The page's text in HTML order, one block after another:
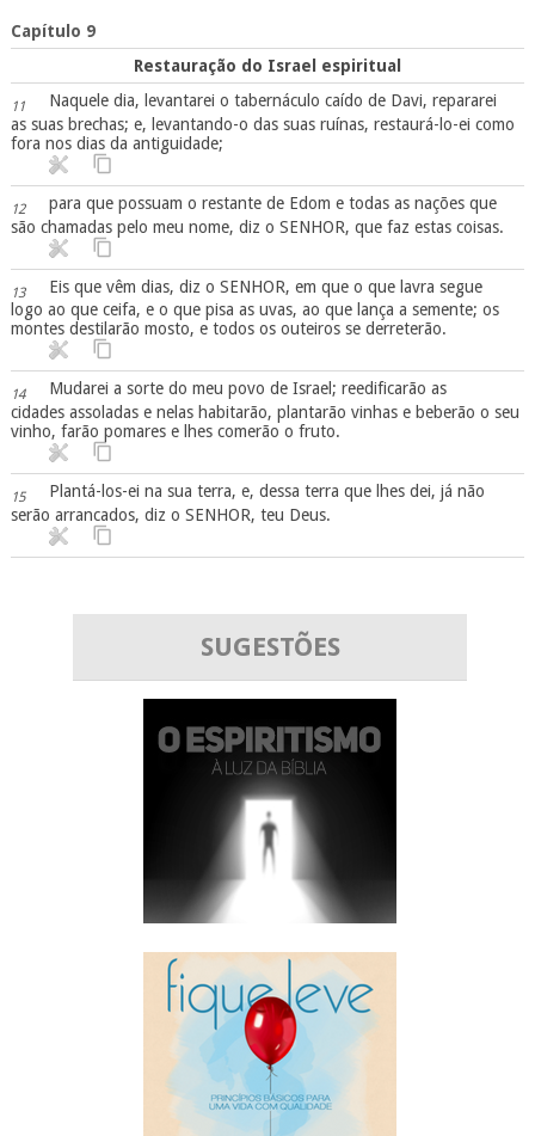
Capítulo 9
Restauração do Israel espiritual
11
Naquele dia, levantarei o tabernáculo caído de Davi, repararei
as suas brechas; e, levantando-o das suas ruínas, restaurá-lo-ei como
fora nos dias da antiguidade;
12
para que possuam o restante de Edom e todas as nações que
são chamadas pelo meu nome, diz o SENHOR, que faz estas coisas.
13
Eis que vêm dias, diz o SENHOR, em que o que lavra segue
logo ao que ceifa, e o que pisa as uvas, ao que lança a semente; os
montes destilarão mosto, e todos os outeiros se derreterão.
14
Mudarei a sorte do meu povo de Israel; reedificarão as
cidades assoladas e nelas habitarão, plantarão vinhas e beberão o seu
vinho, farão pomares e lhes comerão o fruto.
15
Plantá-los-ei na sua terra, e, dessa terra que lhes dei, já não
serão arrancados, diz o SENHOR, teu Deus.
SUGESTÕES